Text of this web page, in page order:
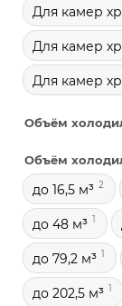
Для камер
Для камер
Для камер
Объём
Объём
до 16,5 м³ 2
до 48 м³ 1
до 79,2 м³ 1
до 202,5 м³ 1